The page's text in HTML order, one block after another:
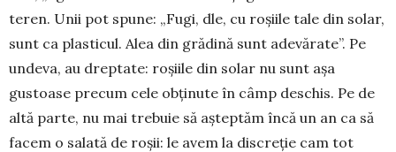
teren. Unii pot spune: „Fugi, dle, cu ro­șiile tale din solar,
sunt ca plasticul. Alea din gră­dină sunt adevărate”. Pe
undeva, au dreptate: roșiile din solar nu sunt așa
gustoase precum cele obținute în câmp deschis. Pe de
altă parte, nu mai trebuie să așteptăm încă un an ca să
facem o salată de roșii: le avem la discreție cam tot